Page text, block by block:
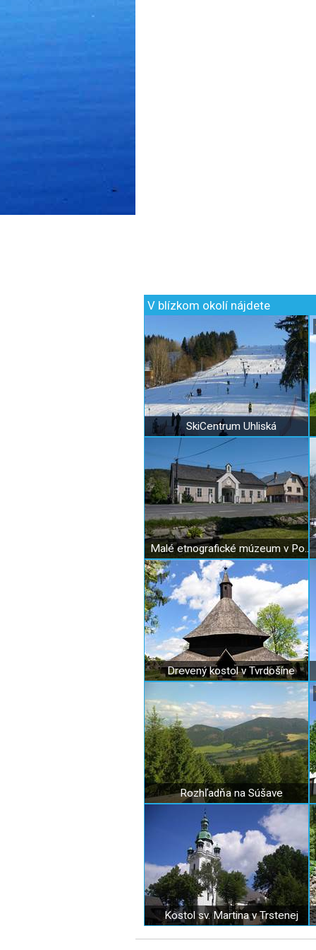
V blízkom okolí nájdete
SkiCentrum Uhliská
Malé etnografické múzeum v Podbieli
Drevený kostol v Tvrdošíne
Rozhľadňa na Súšave
Kostol sv. Martina v Trstenej